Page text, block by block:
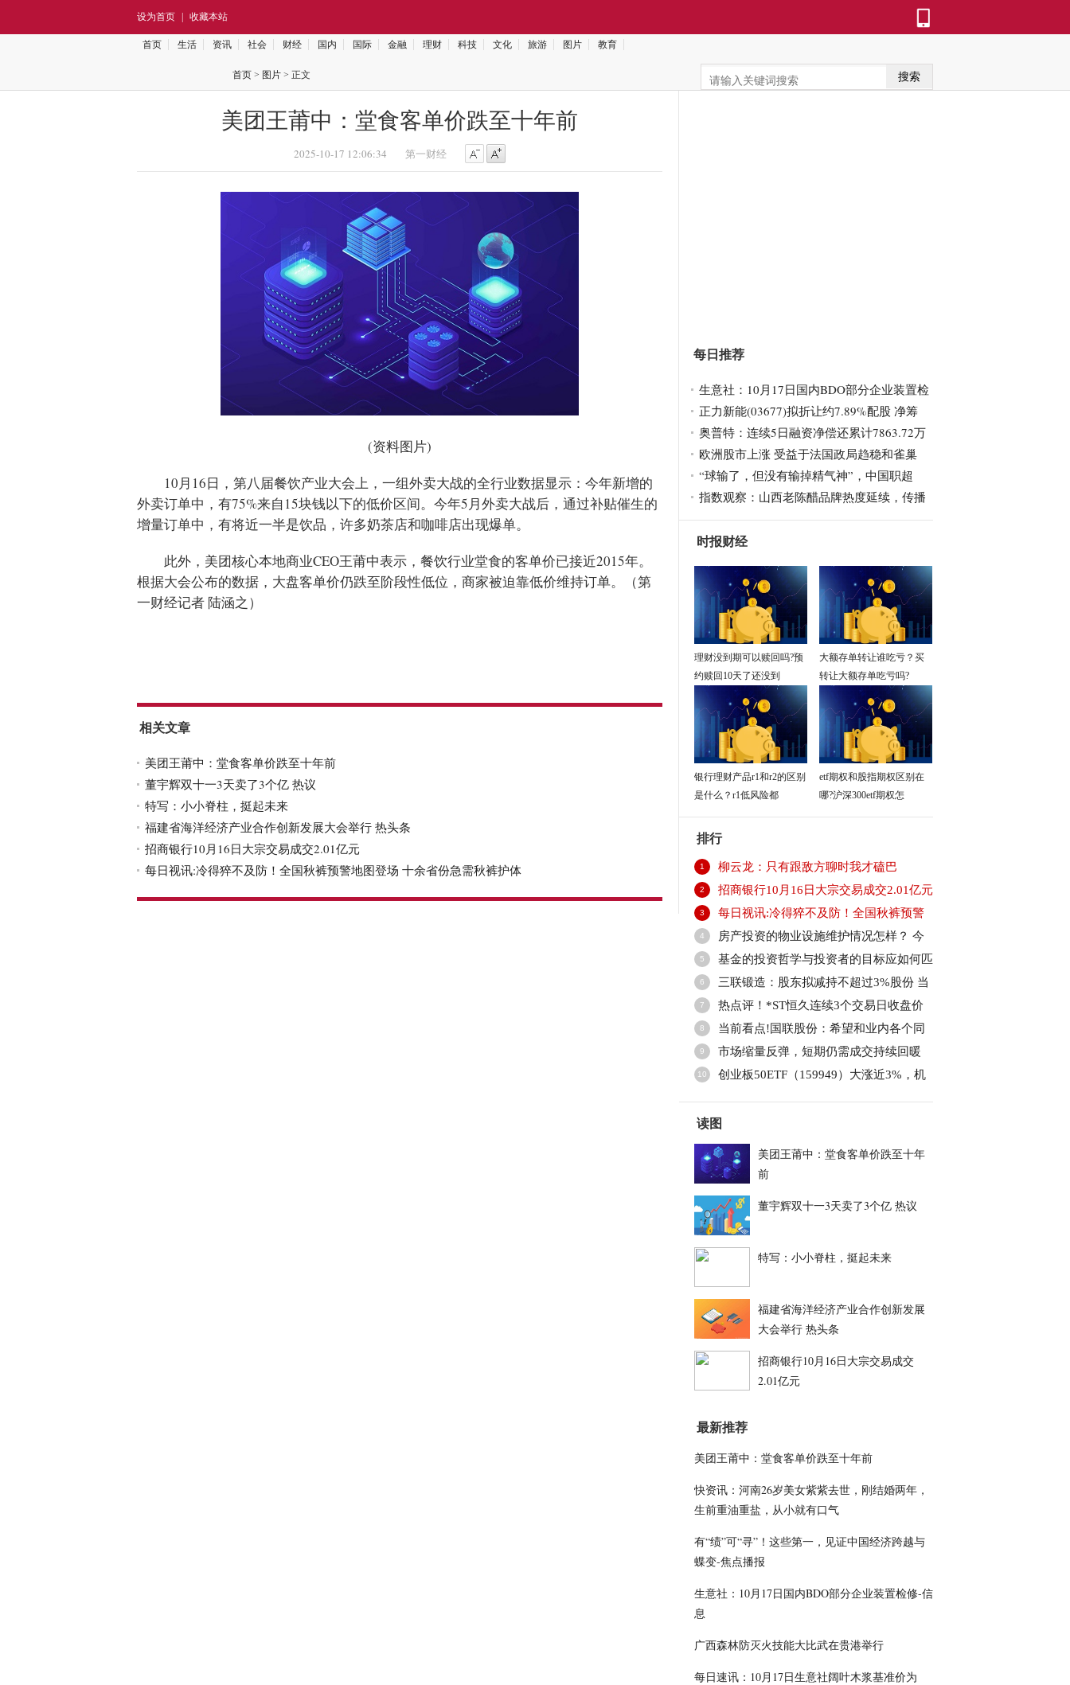
设为首页 收藏本站
首页 生活 资讯 社会 财经 国内 国际 金融 理财 科技 文化 旅游 图片 教育
首页 > 图片 > 正文 搜索
美团王莆中：堂食客单价跌至十年前
2025-10-17 12:06:34 第一财经
(资料图片)
10月16日，第八届餐饮产业大会上，一组外卖大战的全行业数据显示：今年新增的
外卖订单中，有75%来自15块钱以下的低价区间。今年5月外卖大战后，通过补贴催生的
增量订单中，有将近一半是饮品，许多奶茶店和咖啡店出现爆单。
此外，美团核心本地商业CEO王莆中表示，餐饮行业堂食的客单价已接近2015年。
根据大会公布的数据，大盘客单价仍跌至阶段性低位，商家被迫靠低价维持订单。（第
一财经记者 陆涵之）
相关文章
美团王莆中：堂食客单价跌至十年前
董宇辉双十一3天卖了3个亿 热议
特写：小小脊柱，挺起未来
福建省海洋经济产业合作创新发展大会举行 热头条
招商银行10月16日大宗交易成交2.01亿元
每日视讯:冷得猝不及防！全国秋裤预警地图登场 十余省份急需秋裤护体
每日推荐
生意社：10月17日国内BDO部分企业装置检
正力新能(03677)拟折让约7.89%配股 净筹
奥普特：连续5日融资净偿还累计7863.72万
欧洲股市上涨 受益于法国政局趋稳和雀巢
“球输了，但没有输掉精气神”，中国职超
指数观察：山西老陈醋品牌热度延续，传播
时报财经
理财没到期可以赎回吗?预
约赎回10天了还没到
大额存单转让谁吃亏？买
转让大额存单吃亏吗?
银行理财产品r1和r2的区别
是什么？r1低风险都
etf期权和股指期权区别在
哪?沪深300etf期权怎
排行
1 柳云龙：只有跟敌方聊时我才磕巴
2 招商银行10月16日大宗交易成交2.01亿元
3 每日视讯:冷得猝不及防！全国秋裤预警
4 房产投资的物业设施维护情况怎样？ 今
5 基金的投资哲学与投资者的目标应如何匹
6 三联锻造：股东拟减持不超过3%股份 当
7
热点评！*ST恒久连续3个交易日收盘价
格
8 当前看点!国联股份：希望和业内各个同
9 市场缩量反弹，短期仍需成交持续回暖
10
创业板50ETF（159949）大涨近3%，机
读图
美团王莆中：堂食客单价跌至十年
前
董宇辉双十一3天卖了3个亿 热议
特写：小小脊柱，挺起未来
福建省海洋经济产业合作创新发展
大会举行 热头条
招商银行10月16日大宗交易成交
2.01亿元
最新推荐
美团王莆中：堂食客单价跌至十年前
快资讯：河南26岁美女紫紫去世，刚结婚两年，
生前重油重盐，从小就有口气
有“绩”可“寻”！这些第一，见证中国经济跨越与
蝶变-焦点播报
生意社：10月17日国内BDO部分企业装置检修-信
息
广西森林防灭火技能大比武在贵港举行
每日速讯：10月17日生意社阔叶木浆基准价为